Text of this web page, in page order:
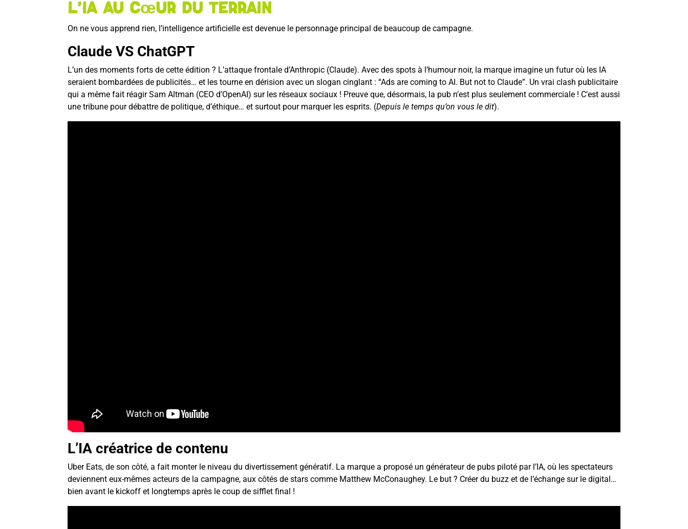
L’IA au cœur du terrain
On ne vous apprend rien, l’intelligence artificielle est devenue le personnage principal de beaucoup de campagne.
Claude VS ChatGPT
L’un des moments forts de cette édition ? L’attaque frontale d’Anthropic (Claude). Avec des spots à l’humour noir, la marque imagine un futur où les IA
seraient bombardées de publicités… et les tourne en dérision avec un slogan cinglant : “Ads are coming to AI. But not to Claude”. Un vrai clash publicitaire
qui a même fait réagir Sam Altman (CEO d’OpenAI) sur les réseaux sociaux ! Preuve que, désormais, la pub n’est plus seulement commerciale ! C’est aussi
une tribune pour débattre de politique, d’éthique… et surtout pour marquer les esprits. (Depuis le temps qu’on vous le dit).
L’IA créatrice de contenu
Uber Eats, de son côté, a fait monter le niveau du divertissement génératif. La marque a proposé un générateur de pubs piloté par l’IA, où les spectateurs
deviennent eux-mêmes acteurs de la campagne, aux côtés de stars comme Matthew McConaughey. Le but ? Créer du buzz et de l’échange sur le digital…
bien avant le kickoff et longtemps après le coup de sifflet final !